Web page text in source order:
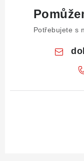
Potřebujete s